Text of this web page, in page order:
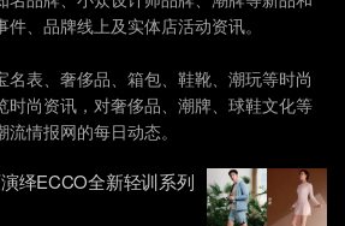
、品牌线上及实体店活动资讯。
名表、奢侈品、箱包、鞋靴、潮玩等时尚
时尚资讯，对奢侈品、潮牌、球鞋文化等
情报网的每日动态。
绎ECCO全新轻训系列